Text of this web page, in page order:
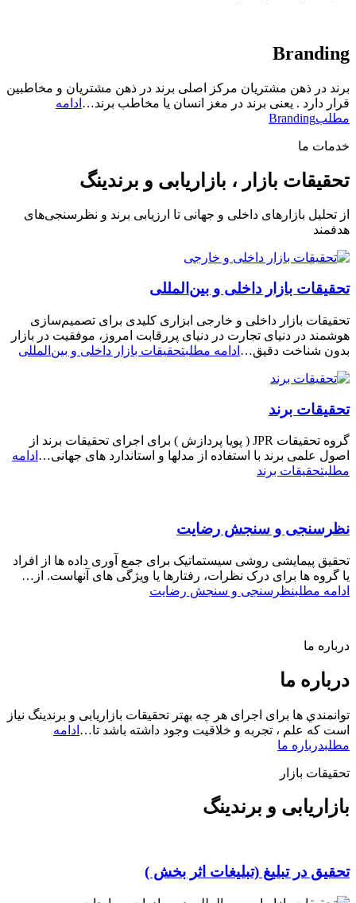
Branding
برند در ذهن مشتریان مرکز اصلی برند در ذهن مشتریان و مخاطبین
قرار دارد . یعنی برند در مغز انسان یا مخاطب برند… ادامه
مطلبBranding
خدمات ما
تحقیقات بازار ، بازاریابی و برندینگ
از تحلیل بازارهای داخلی و جهانی تا ارزیابی برند و نظرسنجی‌های
هدفمند
تحقیقات بازار داخلی و بین‌المللی
تحقیقات بازار داخلی و خارجی ابزاری کلیدی برای تصمیم‌سازی
هوشمند در دنیای تجارت در دنیای پررقابت امروز، موفقیت در بازار
بدون شناخت دقیق… ادامه مطلبتحقیقات بازار داخلی و بین‌المللی
تحقیقات برند
گروه تحقیقات JPR ( پویا پردازش ) برای اجرای تحقیقات برند از
اصول علمی برند با استفاده از مدلها و استاندارد های جهانی… ادامه
مطلبتحقیقات برند
نظرسنجی و سنجش رضایت
تحقیق پیمایشی روشی سیستماتیک برای جمع آوری داده ها از افراد
یا گروه ها برای درک نظرات، رفتارها یا ویژگی های آنهاست. از…
ادامه مطلبنظرسنجی و سنجش رضایت
درباره ما
درباره ما
توانمندي ها برای اجرای هر چه بهتر تحقیقات بازاریابی و برندینگ نیاز
است که علم ، تجربه و خلاقیت وجود داشته باشد تا… ادامه
مطلبدرباره ما
تحقیقات بازار
بازاریابی و برندینگ
تحقیق در تبلیغ (تبلیغات اثر بخش )